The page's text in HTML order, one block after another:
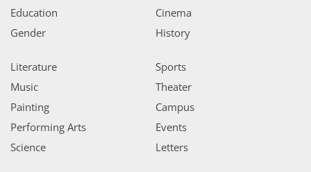
Education
Gender
Cinema
History
Literature
Music
Painting
Performing Arts
Science
Sports
Theater
Campus
Events
Letters